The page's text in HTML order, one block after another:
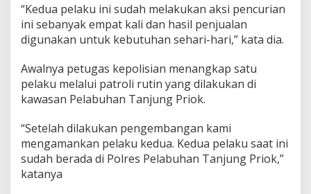
“Kedua pelaku ini sudah melakukan aksi pencurian
ini sebanyak empat kali dan hasil penjualan
digunakan untuk kebutuhan sehari-hari,” kata dia.
Awalnya petugas kepolisian menangkap satu
pelaku melalui patroli rutin yang dilakukan di
kawasan Pelabuhan Tanjung Priok.
“Setelah dilakukan pengembangan kami
mengamankan pelaku kedua. Kedua pelaku saat ini
sudah berada di Polres Pelabuhan Tanjung Priok,”
katanya